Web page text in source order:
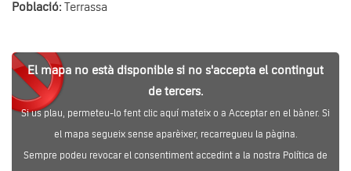
Població: Terrassa
El mapa no està disponible si no s'accepta el contingut
de tercers.
Si us plau, permeteu-lo fent clic aquí mateix o a Acceptar en el bàner. Si
el mapa segueix sense aparèixer, recarregueu la pàgina.
Sempre podeu revocar el consentiment accedint a la nostra Política de